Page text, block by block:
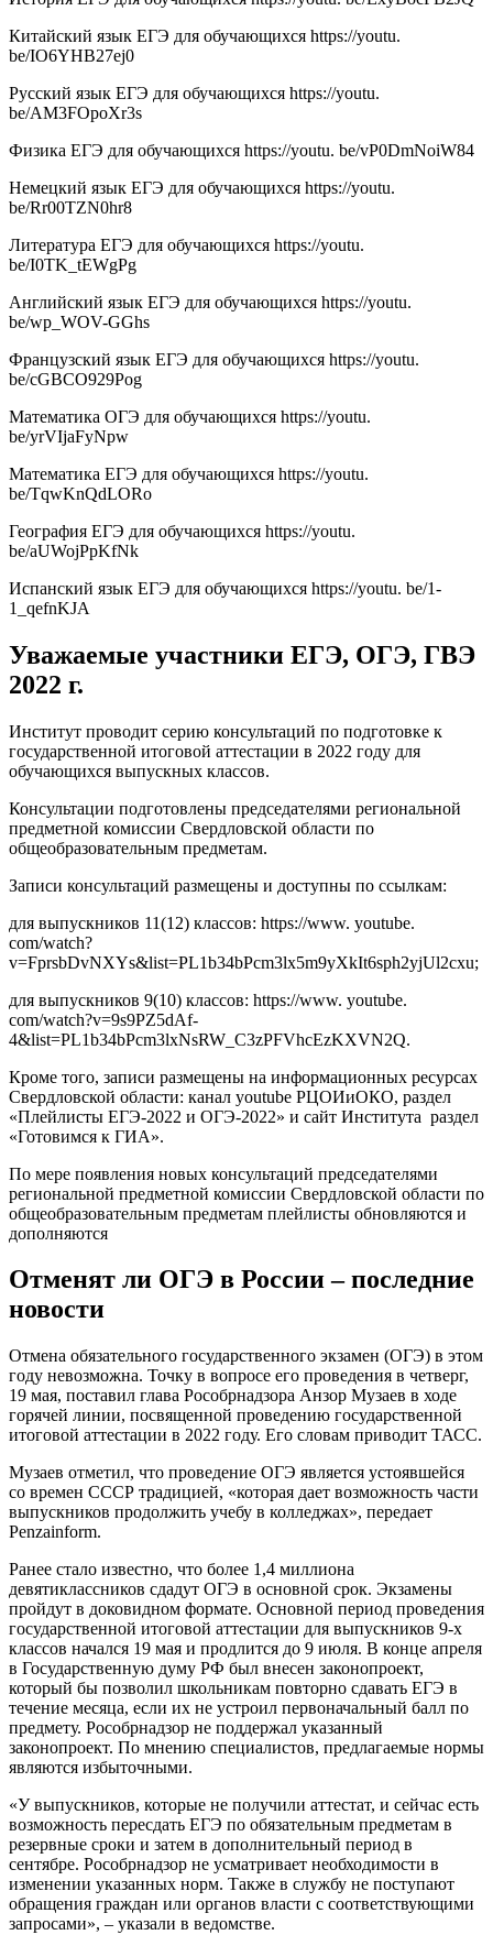
Китайский язык ЕГЭ для обучающихся https://youtu.
be/IO6YHB27ej0
Русский язык ЕГЭ для обучающихся https://youtu.
be/AM3FOpoXr3s
Физика ЕГЭ для обучающихся https://youtu. be/vP0DmNoiW84
Немецкий язык ЕГЭ для обучающихся https://youtu.
be/Rr00TZN0hr8
Литература ЕГЭ для обучающихся https://youtu.
be/I0TK_tEWgPg
Английский язык ЕГЭ для обучающихся https://youtu.
be/wp_WOV-GGhs
Французский язык ЕГЭ для обучающихся https://youtu.
be/cGBCO929Pog
Математика ОГЭ для обучающихся https://youtu.
be/yrVIjaFyNpw
Математика ЕГЭ для обучающихся https://youtu.
be/TqwKnQdLORo
География ЕГЭ для обучающихся https://youtu.
be/aUWojPpKfNk
Испанский язык ЕГЭ для обучающихся https://youtu. be/1-
1_qefnKJA
Уважаемые участники ЕГЭ, ОГЭ, ГВЭ
2022 г.
Институт проводит серию консультаций по подготовке к
государственной итоговой аттестации в 2022 году для
обучающихся выпускных классов.
Консультации подготовлены председателями региональной
предметной комиссии Свердловской области по
общеобразовательным предметам.
Записи консультаций размещены и доступны по ссылкам:
для выпускников 11(12) классов: https://www. youtube.
com/watch?
v=FprsbDvNXYs&list=PL1b34bPcm3lx5m9yXkIt6sph2yjUl2cxu;
для выпускников 9(10) классов: https://www. youtube.
com/watch?v=9s9PZ5dAf-
4&list=PL1b34bPcm3lxNsRW_C3zPFVhcEzKXVN2Q.
Кроме того, записи размещены на информационных ресурсах
Свердловской области: канал youtube РЦОИиОКО, раздел
«Плейлисты ЕГЭ-2022 и ОГЭ-2022» и сайт Института раздел
«Готовимся к ГИА».
По мере появления новых консультаций председателями
региональной предметной комиссии Свердловской области по
общеобразовательным предметам плейлисты обновляются и
дополняются
Отменят ли ОГЭ в России – последние
новости
Отмена обязательного государственного экзамен (ОГЭ) в этом
году невозможна. Точку в вопросе его проведения в четверг,
19 мая, поставил глава Рособрнадзора Анзор Музаев в ходе
горячей линии, посвященной проведению государственной
итоговой аттестации в 2022 году. Его словам приводит ТАСС.
Музаев отметил, что проведение ОГЭ является устоявшейся
со времен СССР традицией, «которая дает возможность части
выпускников продолжить учебу в колледжах», передает
Penzainform.
Ранее стало известно, что более 1,4 миллиона
девятиклассников сдадут ОГЭ в основной срок. Экзамены
пройдут в доковидном формате. Основной период проведения
государственной итоговой аттестации для выпускников 9-х
классов начался 19 мая и продлится до 9 июля. В конце апреля
в Государственную думу РФ был внесен законопроект,
который бы позволил школьникам повторно сдавать ЕГЭ в
течение месяца, если их не устроил первоначальный балл по
предмету. Рособрнадзор не поддержал указанный
законопроект. По мнению специалистов, предлагаемые нормы
являются избыточными.
«У выпускников, которые не получили аттестат, и сейчас есть
возможность пересдать ЕГЭ по обязательным предметам в
резервные сроки и затем в дополнительный период в
сентябре. Рособрнадзор не усматривает необходимости в
изменении указанных норм. Также в службу не поступают
обращения граждан или органов власти с соответствующими
запросами», – указали в ведомстве.